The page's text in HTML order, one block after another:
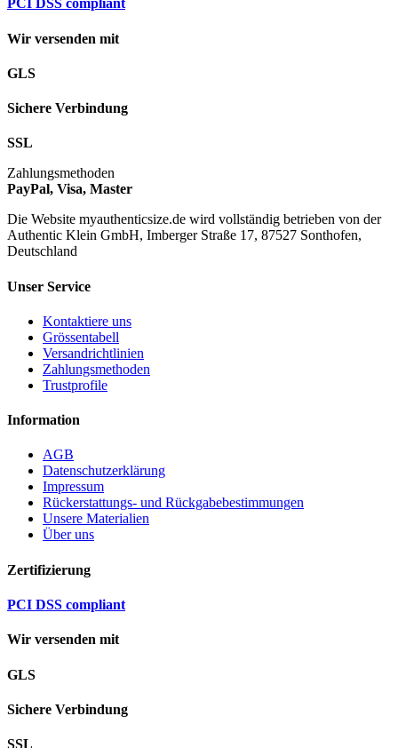
PCI DSS compliant
Wir versenden mit
GLS
Sichere Verbindung
SSL
Zahlungsmethoden
PayPal, Visa, Master
Die Website myauthenticsize.de wird vollständig betrieben von der
Authentic Klein GmbH, Imberger Straße 17, 87527 Sonthofen,
Deutschland
Unser Service
Kontaktiere uns
Grössentabell
Versandrichtlinien
Zahlungsmethoden
Trustprofile
Information
AGB
Datenschutzerklärung
Impressum
Rückerstattungs- und Rückgabebestimmungen
Unsere Materialien
Über uns
Zertifizierung
PCI DSS compliant
Wir versenden mit
GLS
Sichere Verbindung
SSL